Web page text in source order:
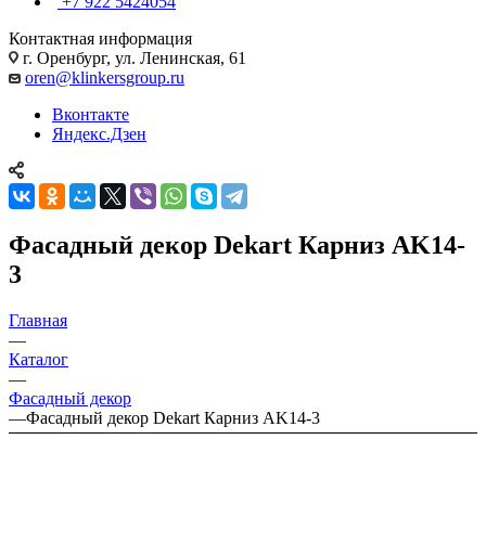
Контактная информация
г. Оренбург, ул. Ленинская, 61
oren@klinkersgroup.ru
Вконтакте
Яндекс.Дзен
Фасадный декор Dekart Карниз AK14-
3
Главная
—
Каталог
—
Фасадный декор
—Фасадный декор Dekart Карниз AK14-3